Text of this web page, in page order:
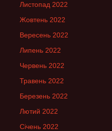
Листопад 2022
Жовтень 2022
Вересень 2022
Липень 2022
Червень 2022
Травень 2022
Березень 2022
Лютий 2022
Січень 2022